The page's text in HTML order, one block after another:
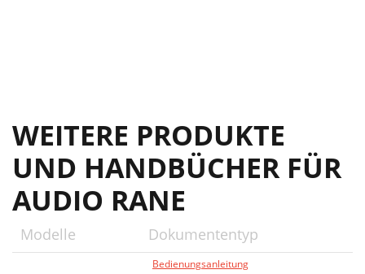
WEITERE PRODUKTE
UND HANDBÜCHER FÜR
AUDIO RANE
Modelle Dokumententyp
Bedienungsanleitung